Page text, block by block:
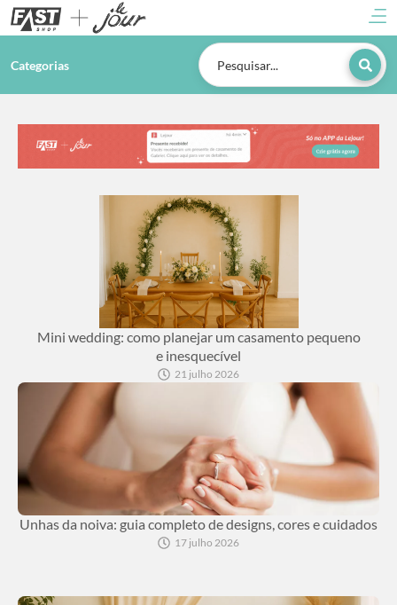
Categorias
Mini wedding: como planejar um casamento pequeno
e inesquecível
21 julho 2026
Unhas da noiva: guia completo de designs, cores e cuidados
17 julho 2026